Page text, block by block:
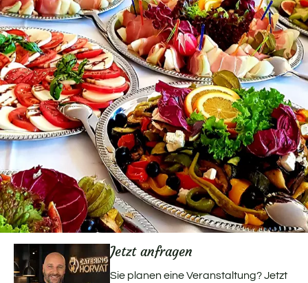
Jetzt anfragen
Sie planen eine Veranstaltung? Jetzt